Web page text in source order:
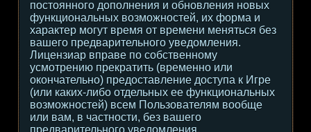
постоянного дополнения и обновления новых
функциональных возможностей, их форма и
характер могут время от времени меняться без
вашего предварительного уведомления.
Лицензиар вправе по собственному
усмотрению прекратить (временно или
окончательно) предоставление доступа к Игре
(или каких-либо отдельных ее функциональных
возможностей) всем Пользователям вообще
или вам, в частности, без вашего
предварительного уведомления.